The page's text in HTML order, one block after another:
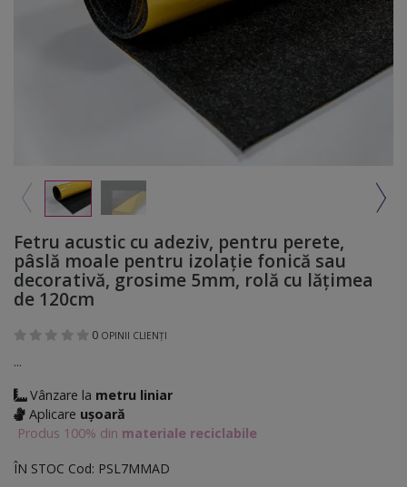
Fetru acustic cu adeziv, pentru perete,
pâslă moale pentru izolație fonică sau
decorativă, grosime 5mm, rolă cu lățimea
de 120cm
0 OPINII CLIENȚI
...
Vânzare la metru liniar
Aplicare ușoară
Produs 100% din materiale reciclabile
ÎN STOC Cod: PSL7MMAD